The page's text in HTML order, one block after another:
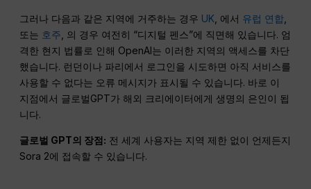
그러나 다음과 같은 지역에 거주하는 경우 UK , 에서 유럽 연합
또는 호주 , 의 경우 여전히 “디지털 펜스”에 직면해 있습니다. 엄
격한 현지 법률로 인해 OpenAI는 이러한 지역의 액세스를 차단
했습니다. 런던이나 파리에서 로그인을 시도하면 아직 서비스를
사용할 수 없다는 오류 메시지가 표시될 수 있습니다. 바로 이
지점에서 글로벌GPT가 해외 크리에이터에게 생명의 은인이 됩
니다.
글로벌 GPT의 장점: 전 세계 사용자는 지역 제한 없이 언제든지
Sora 2에 접속할 수 있습니다.